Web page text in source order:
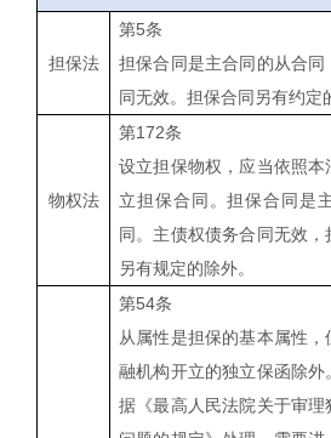
担保法
第5条
担保合同是主合同的从合
同无效。担保合同另有约定
物权法
第172条
设立担保物权，应当依照
立担保合同。担保合同是
同。主债权债务合同无效
另有规定的除外。
第54条
从属性是担保的基本属性
融机构开立的独立保函除
据《最高人民法院关于审